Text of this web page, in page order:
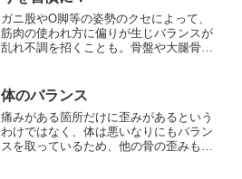
ガニ股やO脚等の姿勢のクセによって、
筋肉の使われ方に偏りが生じバランスが
乱れ不調を招くことも。骨盤や大腿骨等
体のバランス
痛みがある箇所だけに歪みがあるという
わけではなく、体は悪いなりにもバラン
スを取っているため、他の骨の歪みも原